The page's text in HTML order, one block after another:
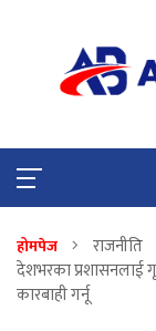
होमपेज
राजनीति
देशभरका प्रशासनलाई
कारबाही गर्नू